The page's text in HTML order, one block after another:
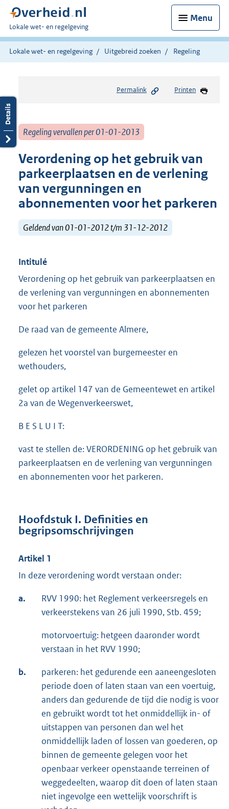
Menu
U
bent
hier:
Lokale wet- en regelgeving
Lokale wet- en regelgeving Uitgebreid zoeken Regeling
Permalink Printen
Regeling vervallen per 01-01-2013
Verordening op het gebruik van
parkeerplaatsen en de verlening
van vergunningen en
abonnementen voor het parkeren
Geldend van 01-01-2012 t/m 31-12-2012
Intitulé
Verordening op het gebruik van parkeerplaatsen en
de verlening van vergunningen en abonnementen
voor het parkeren
De raad van de gemeente Almere,
gelezen het voorstel van burgemeester en
wethouders,
gelet op artikel 147 van de Gemeentewet en artikel
2a van de Wegenverkeerswet,
B E S L U I T:
vast te stellen de: VERORDENING op het gebruik van
parkeerplaatsen en de verlening van vergunningen
en abonnementen voor het parkeren.
Hoofdstuk I. Definities en
begripsomschrijvingen
Artikel 1
In deze verordening wordt verstaan onder:
a.
RVV 1990: het Reglement verkeersregels en
verkeerstekens van 26 juli 1990, Stb. 459;
motorvoertuig: hetgeen daaronder wordt
verstaan in het RVV 1990;
b.
parkeren: het gedurende een aaneengesloten
periode doen of laten staan van een voertuig,
anders dan gedurende de tijd die nodig is voor
en gebruikt wordt tot het onmiddellijk in- of
uitstappen van personen dan wel het
onmiddellijk laden of lossen van goederen, op
binnen de gemeente gelegen voor het
openbaar verkeer openstaande terreinen of
weggedeelten, waarop dit doen of laten staan
niet ingevolge een wettelijk voorschrift is